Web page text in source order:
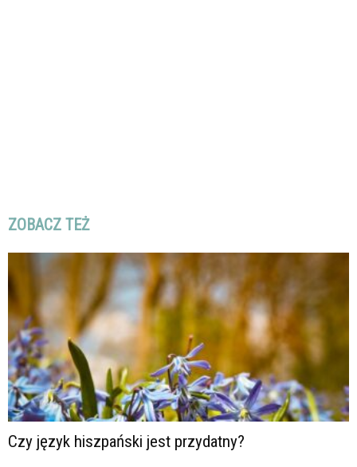
ZOBACZ TEŻ
Czy język hiszpański jest przydatny?